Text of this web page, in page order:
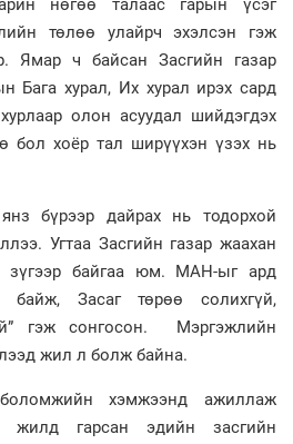
нөгөө талаас гарын үсэг
төлөө улайрч эхэлсэн гэж
Ямар ч байсан Засгийн газар
Бага хурал, Их хурал ирэх сард
олон асуудал шийдэгдэх
бол хоёр тал ширүүхэн үзэх нь
бүрээр дайрах нь тодорхой
Угтаа Засгийн газар жаахан
зүгээр байгаа юм. МАН-ыг ард
Засаг төрөө солихгүй,
гэж сонгосон. Мэргэжлийн
жил л болж байна.
хэмжээнд ажиллаж
жилд гарсан эдийн засгийн